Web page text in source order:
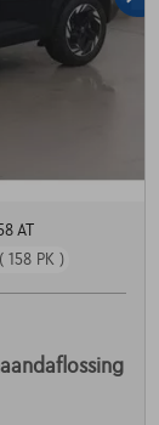
AT
158 PK )